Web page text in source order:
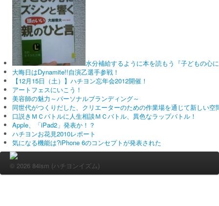
水分補給するように本を読もう『子どもの心
大晦日はDynamite!!自演乙選手参戦！
【12月15日（土）】ハチヨン忘年会2012開催！
アートフェスにいこう！
美容師の魅力～パーソナルブランディング～
同世代がつくりだした、クリエーターのための作業場を通じて新しい空
口説きＭＣバトルに人生相談ＭＣバトル、異色なラップバトル！
Apple、「iPad2」発表か！？
ハチヨンお花見2010レポート
気になる機能は?iPhone 6のコンセプトが発表された
© 2026 84ism (ハチヨンイズム)